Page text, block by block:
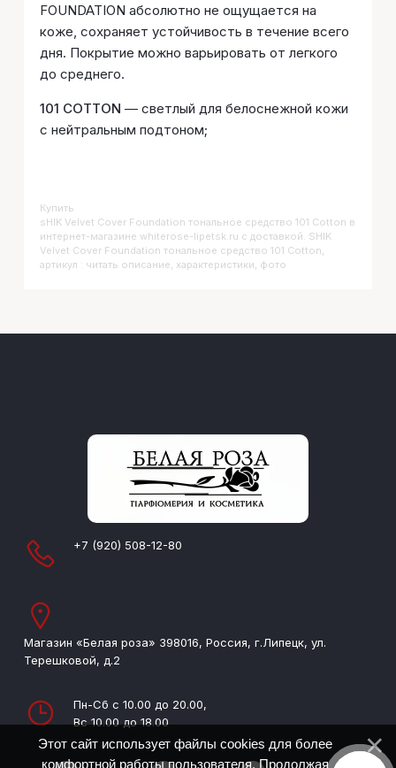
FOUNDATION абсолютно не ощущается на
коже, сохраняет устойчивость в течение всего
дня. Покрытие можно варьировать от легкого
до среднего.
101 COTTON — светлый для белоснежной кожи
с нейтральным подтоном;
Купить
SHIK Velvet Cover Foundation тональное средство 101 Cotton в
интернет-магазине whiterose-lipetsk.ru с доставкой. SHIK
Velvet Cover Foundation тональное средство 101 Cotton,
артикул : читать описание, характеристики, фото
+7 (920) 508-12-80
Магазин «Белая роза» 398016, Россия, г.Липецк, ул.
Терешковой, д.2
Пн-Сб с 10.00 до 20.00,
Вс 10.00 до 18.00
Этот сайт использует файлы cookies для более
комфортной работы пользователя. Продолжая